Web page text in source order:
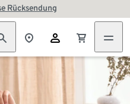
Rücksendung